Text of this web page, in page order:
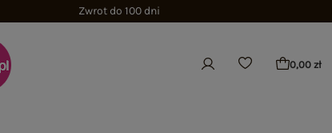
Zwrot do 100 dni
0,00 zł